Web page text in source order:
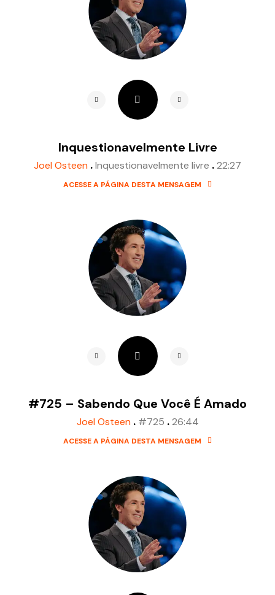
Inquestionavelmente Livre
Joel Osteen .Inquestionavelmente livre .22:27
ACESSE A PÁGINA DESTA MENSAGEM
#725 – Sabendo Que Você É Amado
Joel Osteen . #725 . 26:44
ACESSE A PÁGINA DESTA MENSAGEM